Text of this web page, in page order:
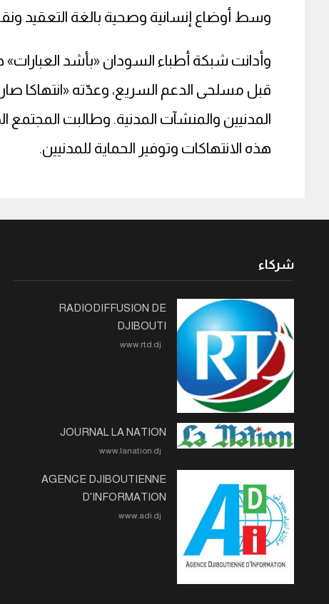
وسط أوضاع إنسانية وصحية بالغة التعقيد
وأدانت شبكة أطباء السودان «بأشد
قبل مسلحى الدعم السريع، وعدّته «انتهاكا
المدنيين والمنشآت المدنية. وطالبت المجتمع
هذه الانتهاكات وتوفير الحماية للمدنيين.
شركاء
RADIODIFFUSION DE
DJIBOUTI
JOURNAL LA NATION
AGENCE DJIBOUTIENNE
D'INFORMATION